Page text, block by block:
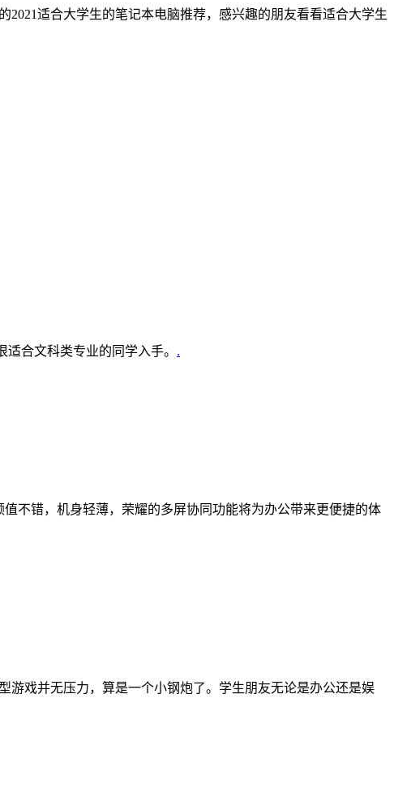
适合大学生的笔记本电脑推荐，感兴趣的朋友看看适合大学生
合文科类专业的同学入手。 .
不错，机身轻薄，荣耀的多屏协同功能将为办公带来更便捷的体
游戏并无压力，算是一个小钢炮了。学生朋友无论是办公还是娱